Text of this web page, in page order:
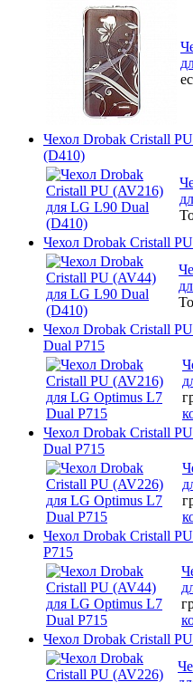
Чехол Drobak Cristall
(D410)
Чехол Drobak Cristall
Чехол Drobak Cristall
Dual P715
Чехол Drobak Cristall
Dual P715
Чехол Drobak Cristall
P715
Чехол Drobak Cristall